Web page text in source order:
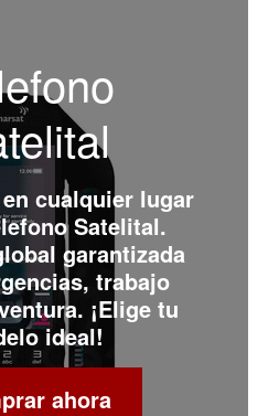
cualquier lugar
Satelital.
garantizada
trabajo
¡Elige tu
ideal!
ahora